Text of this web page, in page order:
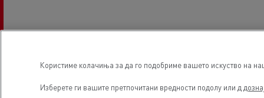
Користиме колачиња за да го подобриме вашето искуство на
Изберете ги вашите претпочитани вредности подолу или д